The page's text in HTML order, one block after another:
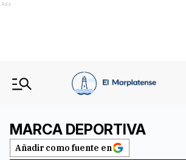
Ads
MARCA DEPORTIVA
Añadir como fuente en